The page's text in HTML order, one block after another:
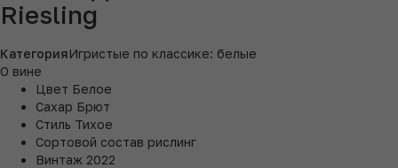
Riesling
КатегорияИгристые по классике: белые
О вине
Цвет Белое
Сахар Брют
Стиль Тихое
Сортовой состав рислинг
Винтаж 2022